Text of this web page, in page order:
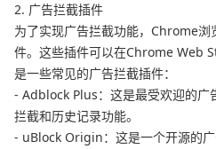
2. 广告拦截插件
为了实现广告拦截功能，Chrome
件。这些插件可以在Chrome Web
是一些常见的广告拦截插件：
- Adblock Plus：这是最受欢迎的广
拦截和历史记录功能。
- uBlock Origin：这是一个开源的